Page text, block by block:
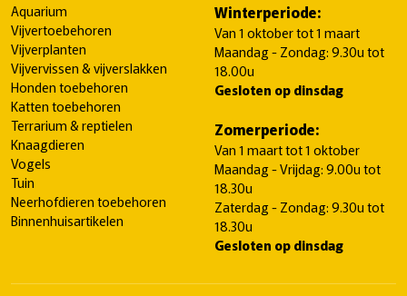
Aquarium
Vijvertoebehoren
Vijverplanten
Vijvervissen & vijverslakken
Honden toebehoren
Katten toebehoren
Terrarium & reptielen
Knaagdieren
Vogels
Tuin
Neerhofdieren toebehoren
Binnenhuisartikelen
Winterperiode:
Van 1 oktober tot 1 maart
Maandag - Zondag: 9.30u tot
18.00u
Gesloten op dinsdag
Zomerperiode:
Van 1 maart tot 1 oktober
Maandag - Vrijdag: 9.00u tot
18.30u
Zaterdag - Zondag: 9.30u tot
18.30u
Gesloten op dinsdag